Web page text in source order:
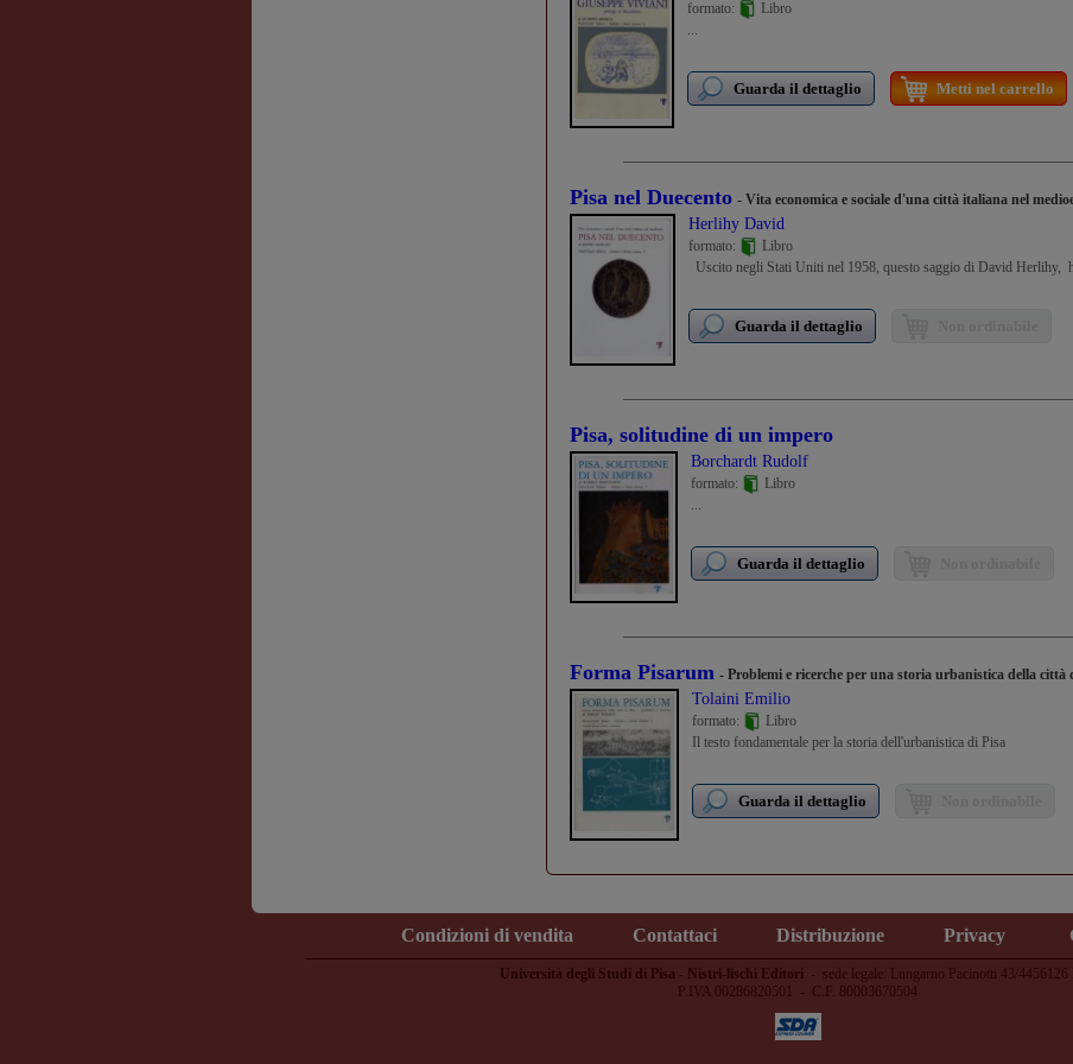
formato:
Libro
...
Guarda il dettaglio Metti nel carrello
Pisa nel Duecento - Vita economica e sociale d'una città italiana nel
Herlihy David
formato:
Libro
Uscito negli Stati Uniti nel 1958, questo saggio di David Herlihy,
Guarda il dettaglio
Pisa, solitudine di un impero
Borchardt Rudolf
formato:
Libro
...
Guarda il dettaglio
Forma Pisarum - Problemi e ricerche per una storia urbanistica della città
Tolaini Emilio
formato:
Libro
Il testo fondamentale per la storia dell'urbanistica di Pisa
Guarda il dettaglio
Condizioni di vendita Contattaci Distribuzione Privacy
Università degli Studi di Pisa - Nistri-lischi Editori - sede legale: Lungarno Pacinotti 43/4456126
P.IVA 00286820501 - C.F. 80003670504